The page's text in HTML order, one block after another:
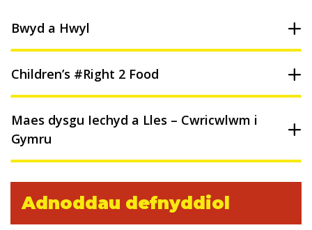
Bwyd a Hwyl
Children’s #Right 2 Food
Maes dysgu Iechyd a Lles – Cwricwlwm i
Gymru
Adnoddau defnyddiol